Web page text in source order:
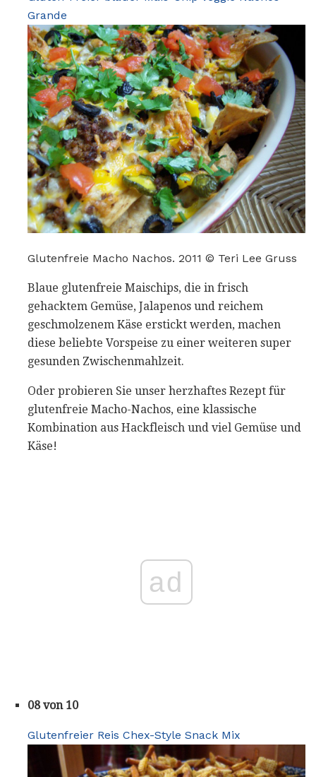
Grande
Glutenfreie Macho Nachos. 2011 © Teri Lee Gruss
Blaue glutenfreie Maischips, die in frisch
gehacktem Gemüse, Jalapenos und reichem
geschmolzenem Käse erstickt werden, machen
diese beliebte Vorspeise zu einer weiteren super
gesunden Zwischenmahlzeit.
Oder probieren Sie unser herzhaftes Rezept für
glutenfreie Macho-Nachos, eine klassische
Kombination aus Hackfleisch und viel Gemüse und
Käse!
ad
08 von 10
Glutenfreier Reis Chex-Style Snack Mix